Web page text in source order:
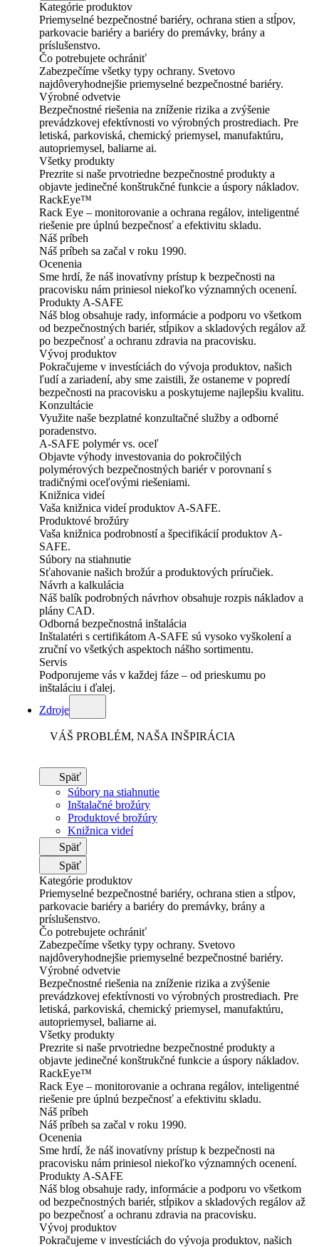
Kategórie produktov
Priemyselné bezpečnostné bariéry, ochrana stien a stĺpov,
parkovacie bariéry a bariéry do premávky, brány a
príslušenstvo.
Čo potrebujete ochrániť
Zabezpečíme všetky typy ochrany. Svetovo
najdôveryhodnejšie priemyselné bezpečnostné bariéry.
Výrobné odvetvie
Bezpečnostné riešenia na zníženie rizika a zvýšenie
prevádzkovej efektívnosti vo výrobných prostrediach. Pre
letiská, parkoviská, chemický priemysel, manufaktúru,
autopriemysel, baliarne ai.
Všetky produkty
Prezrite si naše prvotriedne bezpečnostné produkty a
objavte jedinečné konštrukčné funkcie a úspory nákladov.
RackEye™
Rack Eye – monitorovanie a ochrana regálov, inteligentné
riešenie pre úplnú bezpečnosť a efektivitu skladu.
Náš príbeh
Náš príbeh sa začal v roku 1990.
Ocenenia
Sme hrdí, že náš inovatívny prístup k bezpečnosti na
pracovisku nám priniesol niekoľko významných ocenení.
Produkty A-SAFE
Náš blog obsahuje rady, informácie a podporu vo všetkom
od bezpečnostných bariér, stĺpikov a skladových regálov až
po bezpečnosť a ochranu zdravia na pracovisku.
Vývoj produktov
Pokračujeme v investíciách do vývoja produktov, našich
ľudí a zariadení, aby sme zaistili, že ostaneme v popredí
bezpečnosti na pracovisku a poskytujeme najlepšiu kvalitu.
Konzultácie
Využite naše bezplatné konzultačné služby a odborné
poradenstvo.
A-SAFE polymér vs. oceľ
Objavte výhody investovania do pokročilých
polymérových bezpečnostných bariér v porovnaní s
tradičnými oceľovými riešeniami.
Knižnica videí
Vaša knižnica videí produktov A-SAFE.
Produktové brožúry
Vaša knižnica podrobností a špecifikácií produktov A-
SAFE.
Súbory na stiahnutie
Sťahovanie našich brožúr a produktových príručiek.
Návrh a kalkulácia
Náš balík podrobných návrhov obsahuje rozpis nákladov a
plány CAD.
Odborná bezpečnostná inštalácia
Inštalatéri s certifikátom A-SAFE sú vysoko vyškolení a
zruční vo všetkých aspektoch nášho sortimentu.
Servis
Podporujeme vás v každej fáze – od prieskumu po
inštaláciu i ďalej.
Zdroje
VÁŠ PROBLÉM, NAŠA INŠPIRÁCIA
Späť
Súbory na stiahnutie
Inštalačné brožúry
Produktové brožúry
Knižnica videí
Späť
Späť
Kategórie produktov
Priemyselné bezpečnostné bariéry, ochrana stien a stĺpov,
parkovacie bariéry a bariéry do premávky, brány a
príslušenstvo.
Čo potrebujete ochrániť
Zabezpečíme všetky typy ochrany. Svetovo
najdôveryhodnejšie priemyselné bezpečnostné bariéry.
Výrobné odvetvie
Bezpečnostné riešenia na zníženie rizika a zvýšenie
prevádzkovej efektívnosti vo výrobných prostrediach. Pre
letiská, parkoviská, chemický priemysel, manufaktúru,
autopriemysel, baliarne ai.
Všetky produkty
Prezrite si naše prvotriedne bezpečnostné produkty a
objavte jedinečné konštrukčné funkcie a úspory nákladov.
RackEye™
Rack Eye – monitorovanie a ochrana regálov, inteligentné
riešenie pre úplnú bezpečnosť a efektivitu skladu.
Náš príbeh
Náš príbeh sa začal v roku 1990.
Ocenenia
Sme hrdí, že náš inovatívny prístup k bezpečnosti na
pracovisku nám priniesol niekoľko významných ocenení.
Produkty A-SAFE
Náš blog obsahuje rady, informácie a podporu vo všetkom
od bezpečnostných bariér, stĺpikov a skladových regálov až
po bezpečnosť a ochranu zdravia na pracovisku.
Vývoj produktov
Pokračujeme v investíciách do vývoja produktov, našich